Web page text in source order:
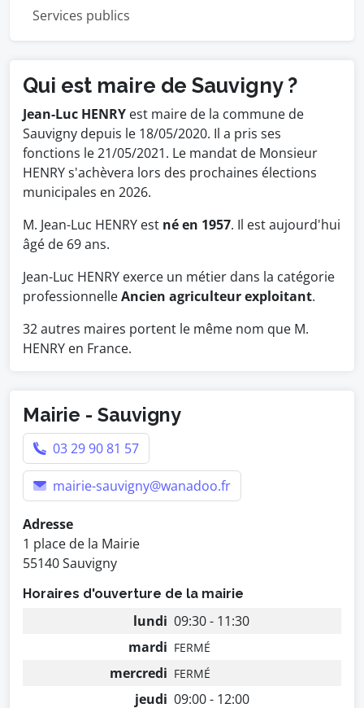
Services publics
Qui est maire de Sauvigny ?
Jean-Luc HENRY est maire de la commune de
Sauvigny depuis le 18/05/2020. Il a pris ses
fonctions le 21/05/2021. Le mandat de Monsieur
HENRY s'achèvera lors des prochaines élections
municipales en 2026.
M. Jean-Luc HENRY est né en 1957. Il est aujourd'hui
âgé de 69 ans.
Jean-Luc HENRY exerce un métier dans la catégorie
professionnelleAncien agriculteur exploitant.
32 autres maires portent le même nom que M.
HENRY en France.
Mairie - Sauvigny
03 29 90 81 57
mairie-sauvigny@wanadoo.fr
Adresse
1 place de la Mairie
55140 Sauvigny
Horaires d'ouverture de la mairie
lundi 09:30 - 11:30
mardi FERMÉ
mercredi FERMÉ
jeudi 09:00 - 12:00